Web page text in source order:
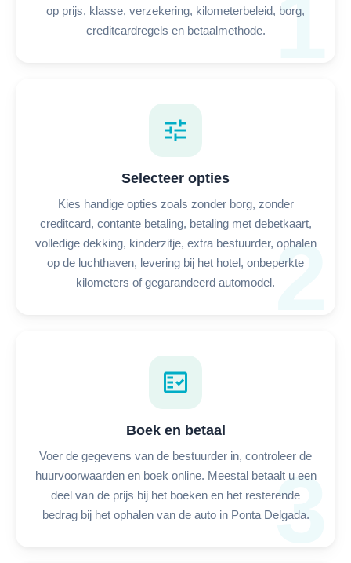
1
op prijs, klasse, verzekering, kilometerbeleid, borg,
creditcardregels en betaalmethode.
2
tune
Selecteer opties
Kies handige opties zoals zonder borg, zonder
creditcard, contante betaling, betaling met debetkaart,
volledige dekking, kinderzitje, extra bestuurder, ophalen
op de luchthaven, levering bij het hotel, onbeperkte
kilometers of gegarandeerd automodel.
3
fact_check
Boek en betaal
Voer de gegevens van de bestuurder in, controleer de
huurvoorwaarden en boek online. Meestal betaalt u een
deel van de prijs bij het boeken en het resterende
bedrag bij het ophalen van de auto in Ponta Delgada.